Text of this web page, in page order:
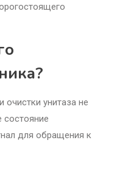
очистки унитаза не
состояние
для обращения к